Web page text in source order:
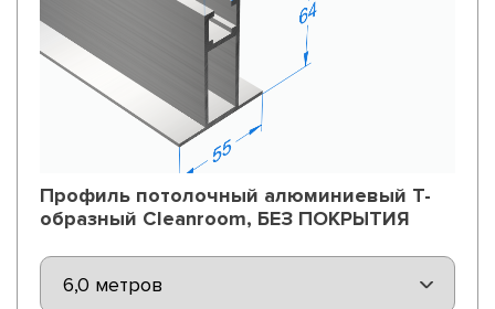
Профиль потолочный алюминиевый Т-
образный Cleanroom, БЕЗ ПОКРЫТИЯ